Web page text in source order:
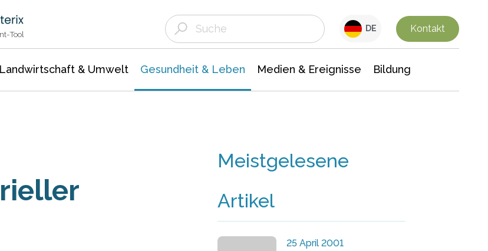
Tool
DE Kontakt
Landwirtschaft & Umwelt Gesundheit & Leben Medien & Ereignisse Bildung
Meistgelesene
Artikel
25 April 2001